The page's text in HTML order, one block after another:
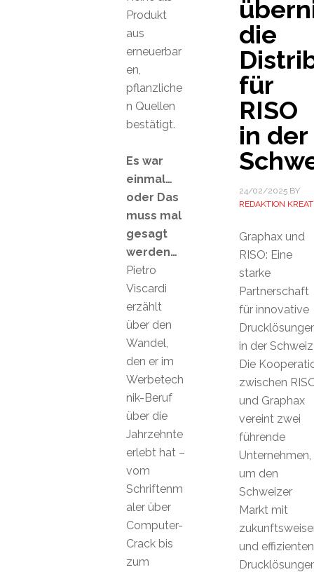
die
für
RISO
in der
24/02/2025BY
REDAKTION
Graphax und
RISO: Eine
starke
Partnerschaft
für innovative
in der Schweiz
Die
zwischen
und Graphax
vereint zwei
führende
Unternehmen,
um den
Schweizer
Markt mit
und effizienten
Produkt
aus
erneuerbar
en,
pflanzliche
n Quellen
bestätigt.
Es war
einmal…
oder Das
muss mal
gesagt
werden…
Pietro
Viscardi
erzählt
über den
Wandel,
den er im
Werbetech
nik-Beruf
über die
Jahrzehnte
erlebt hat –
vom
Schriftenm
aler über
Computer-
Crack bis
zum